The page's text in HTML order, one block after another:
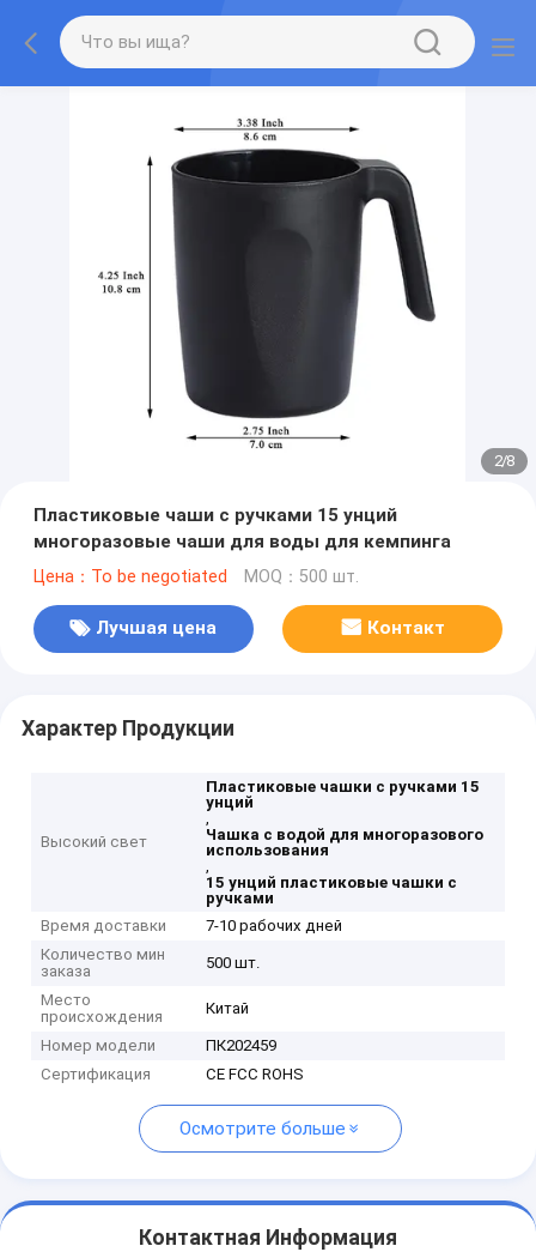
2/8
Пластиковые чаши с ручками 15 унций
многоразовые чаши для воды для кемпинга
Цена：To be negotiated MOQ：500 шт.
Лучшая цена Контакт
Характер Продукции
Высокий свет
Пластиковые чашки с ручками 15
унций
,
Чашка с водой для многоразового
использования
,
15 унций пластиковые чашки с
ручками
Время доставки
7-10 рабочих дней
Количество мин
заказа
500 шт.
Место
происхождения
Китай
Номер модели
ПК202459
Сертификация
CE FCC ROHS
Осмотрите больше
Контактная Информация